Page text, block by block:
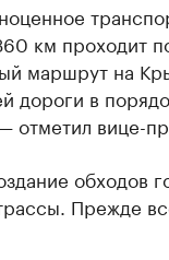
км проходит
маршрут на
дороги в
отметил вице-
обходов
Прежде